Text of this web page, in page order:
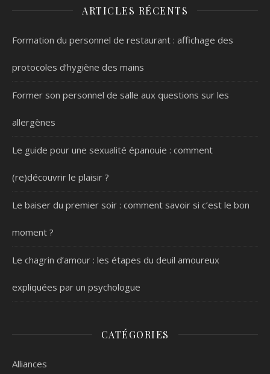
ARTICLES RÉCENTS
Formation du personnel de restaurant : affichage des
protocoles d’hygiène des mains
Former son personnel de salle aux questions sur les
allergènes
Le guide pour une sexualité épanouie : comment
(re)découvrir le plaisir ?
Le baiser du premier soir : comment savoir si c’est le bon
moment ?
Le chagrin d’amour : les étapes du deuil amoureux
expliquées par un psychologue
CATÉGORIES
Alliances